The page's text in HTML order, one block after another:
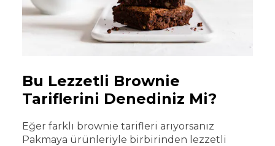
Bu Lezzetli Brownie
Tariflerini Denediniz Mi?
Eğer farklı brownie tarifleri arıyorsanız
Pakmaya ürünleriyle birbirinden lezzetli